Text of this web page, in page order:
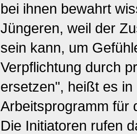
bei ihnen bewahrt
Jüngeren, weil der
sein kann, um
Verpflichtung durch
ersetzen", heißt es in
Arbeitsprogramm für
Die Initiatoren rufen